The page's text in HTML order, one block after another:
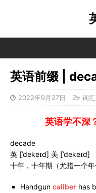
英语前缀 |
2022年9月27日 词汇
英语学不深
decade
英 [ˈdekeɪd] 美 [ˈdekeɪd]
十年，十年期（尤指一个年
Handgun caliber has